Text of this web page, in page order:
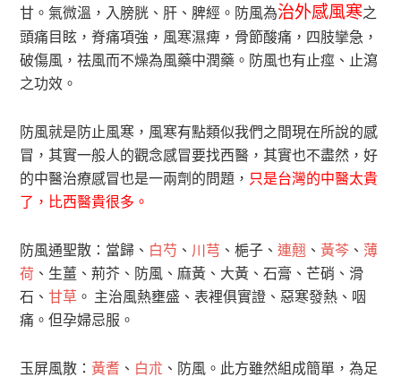
甘。氣微溫，入膀胱、肝、脾經。防風為治外感風寒之
頭痛目眩，脊痛項強，風寒濕痺，骨節酸痛，四肢攣急，
破傷風，祛風而不燥為風藥中潤藥。防風也有止痙、止瀉
之功效。
防風就是防止風寒，風寒有點類似我們之間現在所說的感
冒，其實一般人的觀念感冒要找西醫，其實也不盡然，好
的中醫治療感冒也是一兩劑的問題， 只是台灣的中醫太貴
了，比西醫貴很多。
防風通聖散：當歸、 白芍 、 川芎 、梔子、連翹 、 黃芩 、 薄
荷 、生薑、荊芥、防風、麻黃、大黃、石膏、芒硝、滑
石、甘草 。 主治風熱壅盛、表裡俱實證、惡寒發熱、咽
痛。但孕婦忌服。
玉屏風散： 黃耆 、 白朮 、防風。此方雖然組成簡單，為足